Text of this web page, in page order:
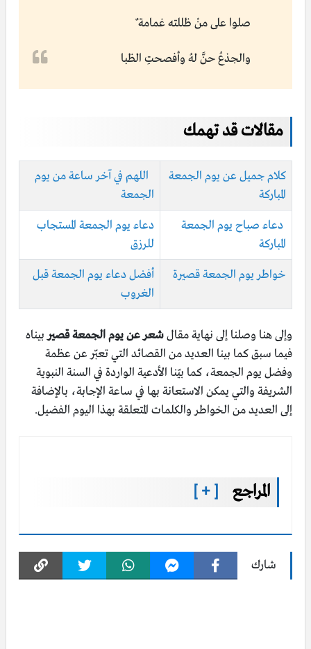
صلوا على منْ ظللته غمامة ٌ
والجذعُ حنَّ لهُ وأفصحتِ الظبا
مقالات قد تهمك
كلام جميل عن يوم الجمعة
المباركة
اللهم في آخر ساعة من يوم
الجمعة
دعاء صباح يوم الجمعة
المباركة
دعاء يوم الجمعة المستجاب
للرزق
خواطر يوم الجمعة قصيرة
أفضل دعاء يوم الجمعة قبل
الغروب
وإلى هنا وصلنا إلى نهاية مقالشعر عن يوم الجمعة قصيربيناه
فيما سبق كما بينا العديد من القصائد التي تعبّر عن عظمة
وفضل يوم الجمعة، كما بيّنا الأدعية الواردة في السنة النبوية
الشريفة والتي يمكن الاستعانة بها في ساعة الإجابة، بالإضافة
إلى العديد من الخواطر والكلمات المتعلقة بهذا اليوم الفضيل.
المراجع [ + ]
شارك